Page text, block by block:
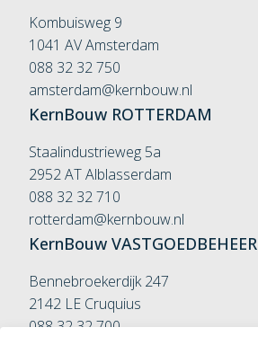
Kombuisweg 9
1041 AV Amsterdam
088 32 32 750
amsterdam@kernbouw.nl
KernBouw ROTTERDAM
Staalindustrieweg 5a
2952 AT Alblasserdam
088 32 32 710
rotterdam@kernbouw.nl
KernBouw VASTGOEDBEHEER
Bennebroekerdijk 247
2142 LE Cruquius
088 32 32 700